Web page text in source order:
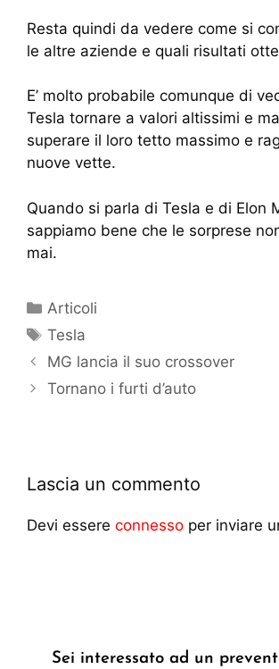
Resta quindi da vedere come si
le altre aziende e quali risultati
E’ molto probabile comunque di
Tesla tornare a valori altissimi e
superare il loro tetto massimo e
nuove vette.
Quando si parla di Tesla e di Elon
sappiamo bene che le sorprese
mai.
Articoli
Tesla
MG lancia il suo crossover
Tornano i furti d’auto
Lascia un commento
Devi essere connesso per inviare
Sei interessato ad un